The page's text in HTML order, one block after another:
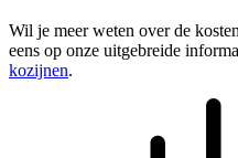
Wil je meer weten over de
eens op onze uitgebreide
kozijnen.